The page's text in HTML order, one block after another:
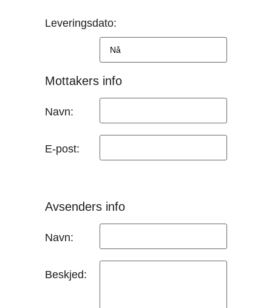
Leveringsdato:
Mottakers info
Navn:
E-post:
Avsenders info
Navn:
Beskjed: